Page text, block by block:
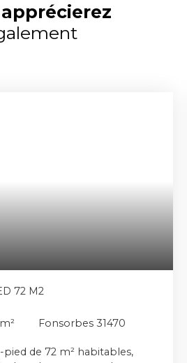
72 M2
m² Fonsorbes 31470
de 72 m² habitables,